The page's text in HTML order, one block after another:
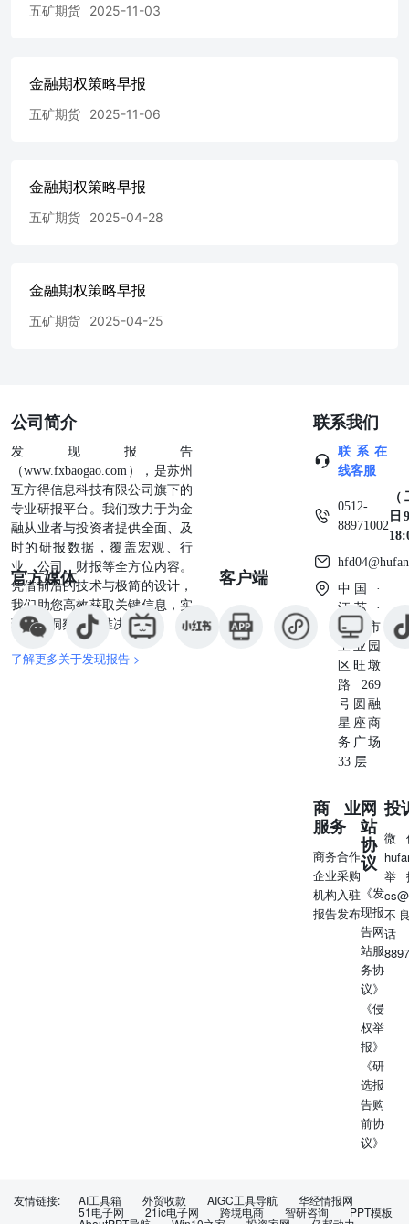
五矿期货 2025-11-03
金融期权策略早报
五矿期货 2025-11-06
金融期权策略早报
五矿期货 2025-04-28
金融期权策略早报
五矿期货 2025-04-25
公司简介
发现报告
（www.fxbaogao.com），是苏州
互方得信息科技有限公司旗下的
专业研报平台。我们致力于为金
融从业者与投资者提供全面、及
时的研报数据，覆盖宏观、行
业、公司、财报等全方位内容。
凭借前沿的技术与极简的设计，
我们助您高效获取关键信息，实
现深度洞察与精准决策。
了解更多关于发现报告 >
官方媒体 客户端
联系我们
联系在
线客服
0512-
88971002
日
中国 ·
江苏 ·
苏州市
工业园
区旺墩
路269
号圆融
星座商
务广场
33 层
商业
服务
商务合作
企业采购
机构入驻
报告发布
网
站
协
议
《发
现报
告网
站服
务协
议》
《侵
权举
报》
《研
选报
告购
前协
议》
投
微
举
不
友情链接: AI工具箱 外贸收款 AIGC工具导航 华经情报网
51电子网 21ic电子网 跨境电商 智研咨询 PPT模板